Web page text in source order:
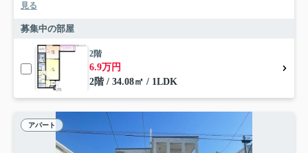
見る
募集中の部屋
2階
6.9万円
2階 / 34.08㎡ / 1LDK
アパート